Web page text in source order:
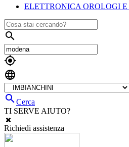
ELETTRONICA OROLOGI



Cerca
TI SERVE AIUTO?
Richiedi assistenza